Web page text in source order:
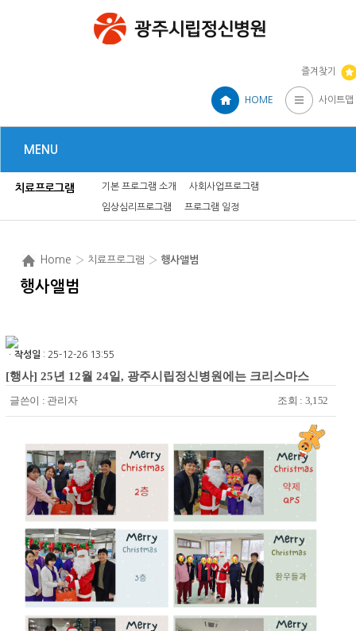
즐겨찾기
HOME 사이트맵
MENU
치료프로그램 기본 프로그램 소개 사회사업프로그램
임상심리프로그램 프로그램 일정
Home › 치료프로그램 › 행사앨범
행사앨범
ㆍ 작성일 : 25-12-26 13:55
[행사] 25년 12월 24일, 광주시립정신병원에는 크리스마스
글쓴이 : 관리자 조회 : 3,152